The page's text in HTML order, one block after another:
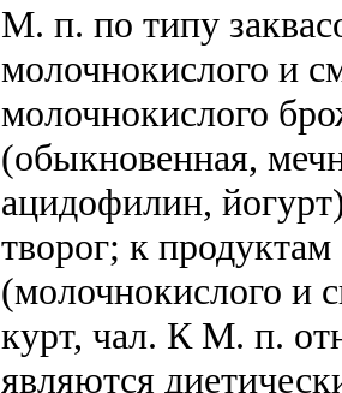
М. п. по типу
молочнокислого и
молочнокислого
(обыкновенная,
ацидофилин,
творог; к
(молочнокислого и
курт, чал. К М. п.
являются